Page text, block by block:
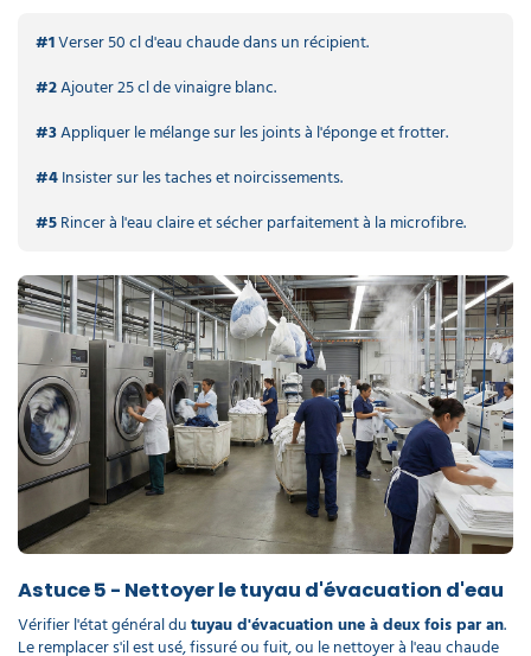
#1Verser 50 cl d'eau chaude dans un récipient.
#2Ajouter 25 cl de vinaigre blanc.
#3Appliquer le mélange sur les joints à l'éponge et frotter.
#4Insister sur les taches et noircissements.
#5Rincer à l'eau claire et sécher parfaitement à la microfibre.
Astuce 5 - Nettoyer le tuyau d'évacuation d'eau
Vérifier l'état général dutuyau d'évacuation une à deux fois par an.
Le remplacer s'il est usé, fissuré ou fuit, ou le nettoyer à l'eau chaude